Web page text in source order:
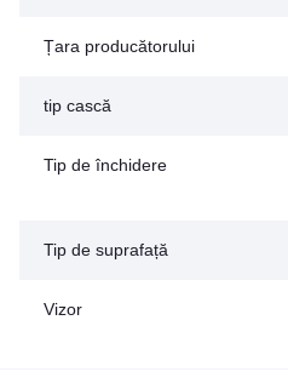
Țara producătorului
tip cască
Tip de închidere
Tip de suprafață
Vizor